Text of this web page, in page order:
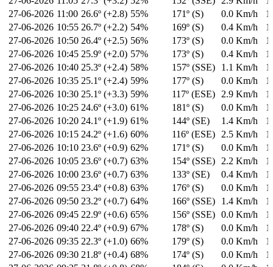
27-06-2026 11:00 26.6º (+2.8) 55% 171º (S) 0.0 Km/h
27-06-2026 10:55 26.7º (+2.2) 54% 169º (S) 0.4 Km/h
27-06-2026 10:50 26.4º (+2.5) 56% 173º (S) 0.0 Km/h
27-06-2026 10:45 25.9º (+2.0) 57% 173º (S) 0.4 Km/h
27-06-2026 10:40 25.3º (+2.4) 58% 157º (SSE) 1.1 Km/h
27-06-2026 10:35 25.1º (+2.4) 59% 177º (S) 0.0 Km/h
27-06-2026 10:30 25.1º (+3.3) 59% 117º (ESE) 2.9 Km/h
27-06-2026 10:25 24.6º (+3.0) 61% 181º (S) 0.0 Km/h
27-06-2026 10:20 24.1º (+1.9) 61% 144º (SE) 1.4 Km/h
27-06-2026 10:15 24.2º (+1.6) 60% 116º (ESE) 2.5 Km/h
27-06-2026 10:10 23.6º (+0.9) 62% 171º (S) 0.0 Km/h
27-06-2026 10:05 23.6º (+0.7) 63% 154º (SSE) 2.2 Km/h
27-06-2026 10:00 23.6º (+0.7) 63% 133º (SE) 0.4 Km/h
27-06-2026 09:55 23.4º (+0.8) 63% 176º (S) 0.0 Km/h
27-06-2026 09:50 23.2º (+0.7) 64% 166º (SSE) 1.4 Km/h
27-06-2026 09:45 22.9º (+0.6) 65% 156º (SSE) 0.0 Km/h
27-06-2026 09:40 22.4º (+0.9) 67% 178º (S) 0.0 Km/h
27-06-2026 09:35 22.3º (+1.0) 66% 179º (S) 0.0 Km/h
27-06-2026 09:30 21.8º (+0.4) 68% 174º (S) 0.0 Km/h